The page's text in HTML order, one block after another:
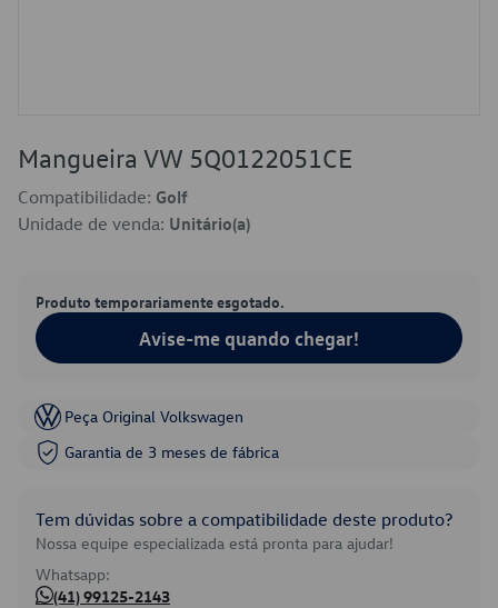
Mangueira VW 5Q0122051CE
Compatibilidade: Golf
Unidade de venda: Unitário(a)
Produto temporariamente esgotado.
Avise-me quando chegar!
Peça Original Volkswagen
Garantia de 3 meses de fábrica
Tem dúvidas sobre a compatibilidade deste produto?
Nossa equipe especializada está pronta para ajudar!
Whatsapp:
(41) 99125-2143